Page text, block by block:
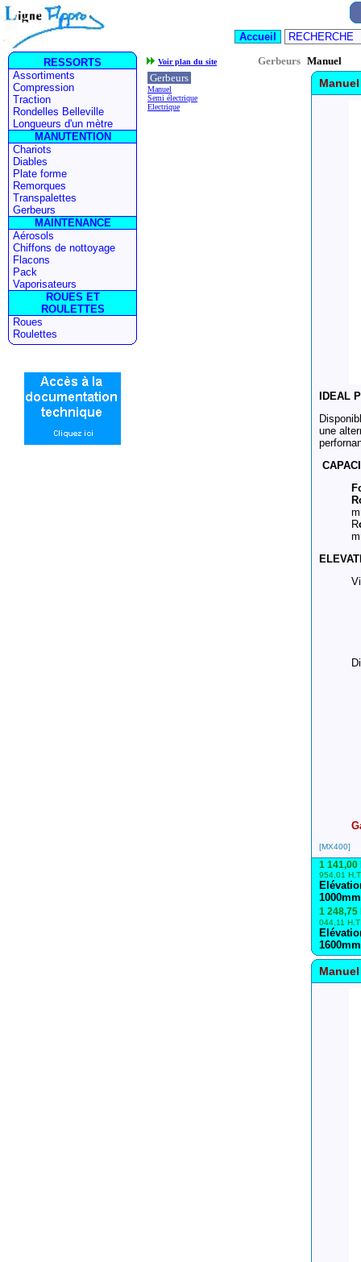
Voir plan du site Gerbeurs Manuel
Gerbeurs
Manuel
Semi électrique
Electrique
IDEAL
une
R
[MX400]
1 141,00
954,01 H.T
1000mm
1 248,75
044,11 H.T
1600mm